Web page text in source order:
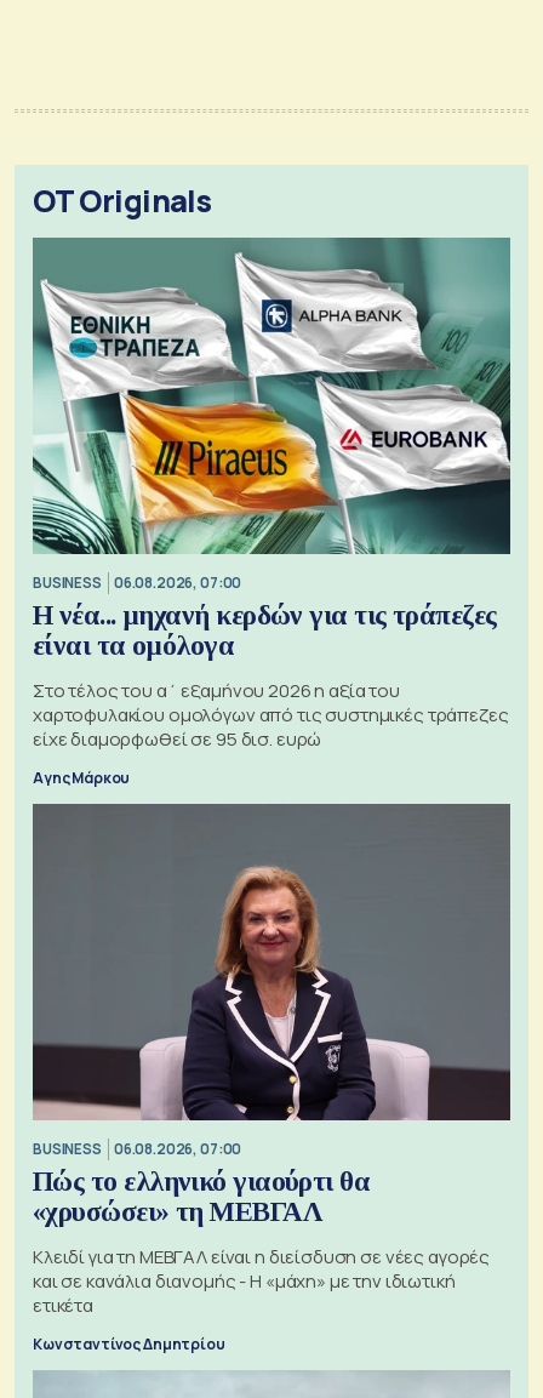
OT Originals
BUSINESS 06.08.2026, 07:00
Η νέα... μηχανή κερδών για τις τράπεζες
είναι τα ομόλογα
Στο τέλος του α΄ εξαμήνου 2026 η αξία του
χαρτοφυλακίου ομολόγων από τις συστημικές τράπεζες
είχε διαμορφωθεί σε 95 δισ. ευρώ
Αγης Μάρκου
BUSINESS 06.08.2026, 07:00
Πώς το ελληνικό γιαούρτι θα
«χρυσώσει» τη ΜΕΒΓΑΛ
Κλειδί για τη ΜΕΒΓΑΛ είναι η διείσδυση σε νέες αγορές
και σε κανάλια διανομής - Η «μάχη» με την ιδιωτική
ετικέτα
Κωνσταντίνος Δημητρίου